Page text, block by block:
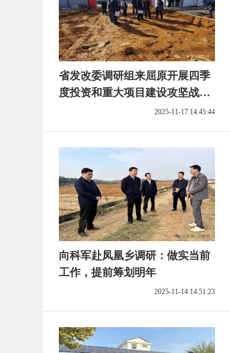
省发改委调研组来屈原开展四季
度投资和重大项目建设攻坚战专
2025-11-17 14:45:44
向科军赴凤凰乡调研：做实当前
工作，提前筹划明年
2025-11-14 14:51:23